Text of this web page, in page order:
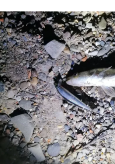
Размер - обычный, 500гр-
видел, атаковали, одна
июле. Трофеев нет, но
Вот как то так) А судака
так и сейчас не могу
годы ловился успешно с 22
тишина. Может время
на более позднее, но
вывожу))) Кто в тех краях
судака - подскажите как у